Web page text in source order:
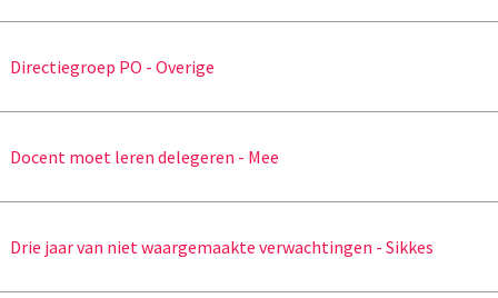
Directiegroep PO - Overige
Docent moet leren delegeren - Mee
Drie jaar van niet waargemaakte verwachtingen - Sikkes